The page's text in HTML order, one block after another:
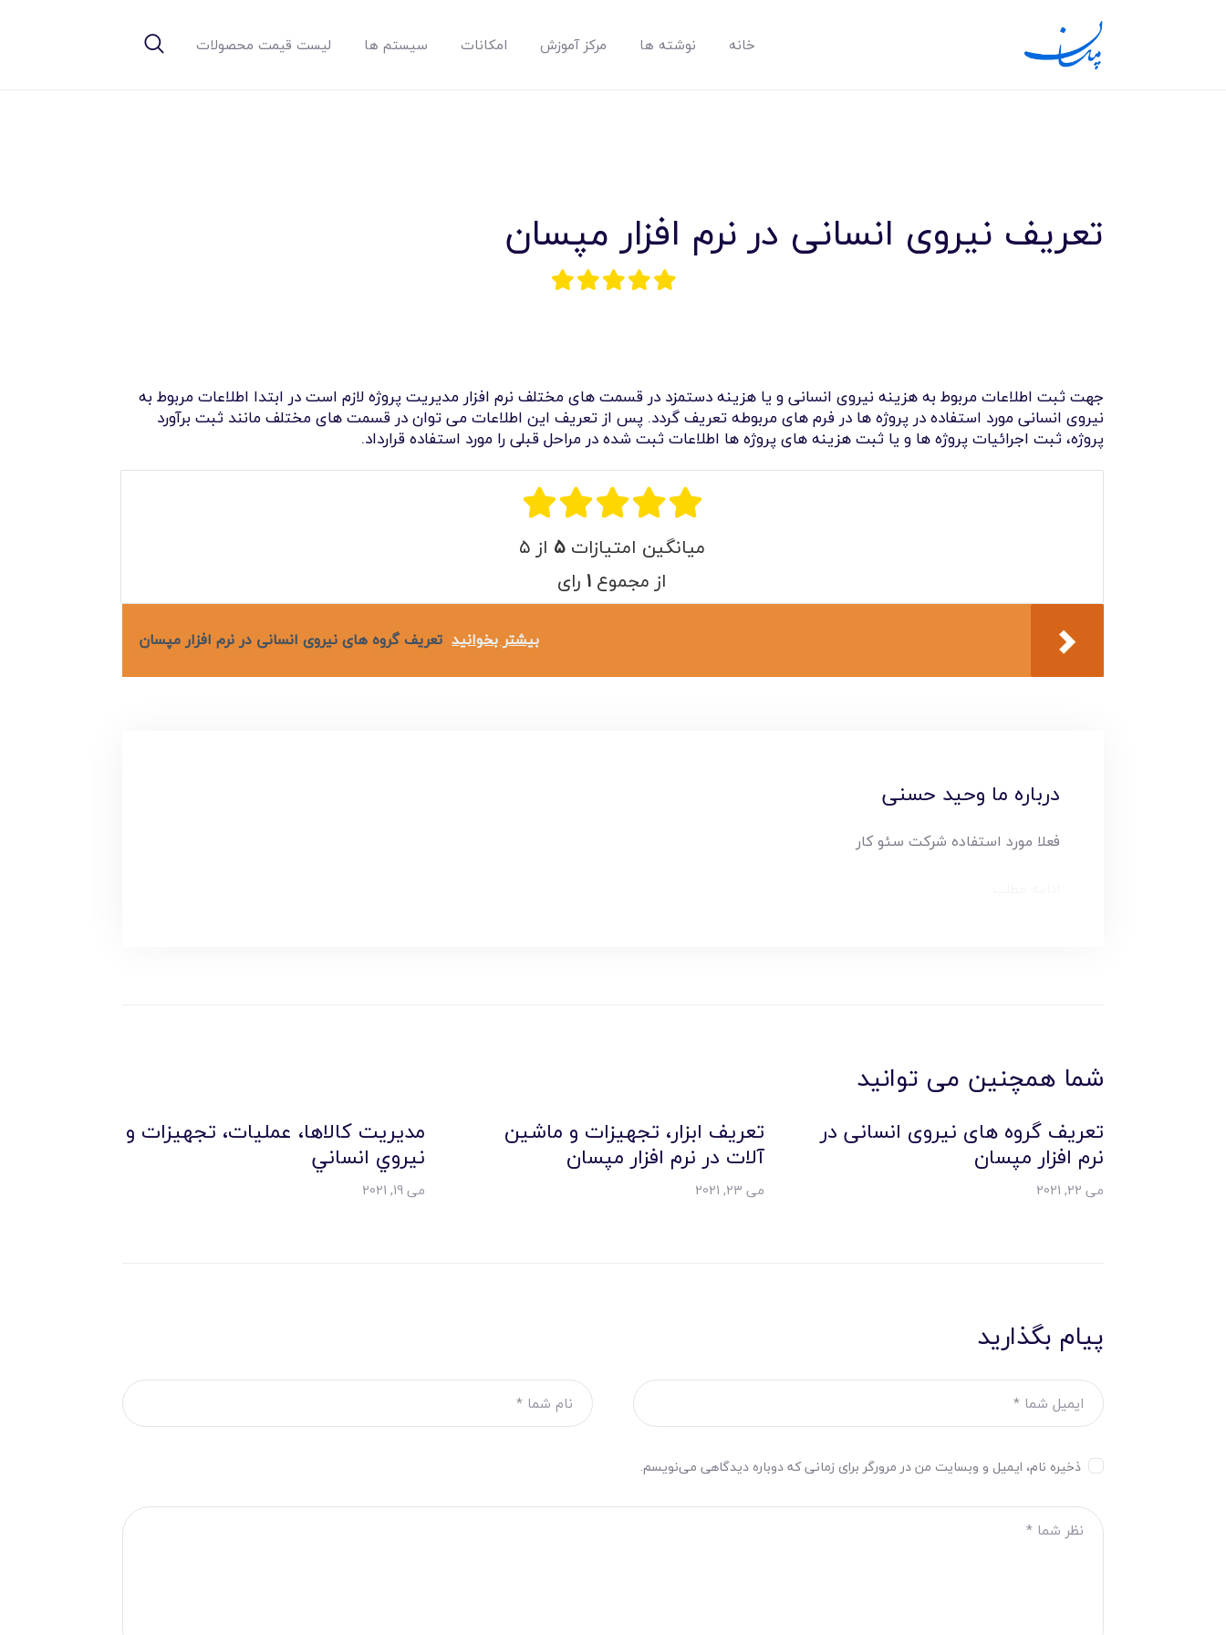
خانه نوشته ها مرکز آموزش امکانات سیستم ها لیست قیمت محصولات
خانه
امکانات
سیستم ها
لیست قیمت محصولات
تعریف نیروی انسانی در نرم افزار مپسان
جهت ثبت اطلاعات مربوط به هزینه نیروی انسانی و یا هزینه دستمزد در قسمت های مختلف نرم افزار مدیریت پروژه لازم است در ابتدا اطلاعات مربوط به
نیروی انسانی مورد استفاده در پروژه ها در فرم های مربوطه تعریف گردد. پس از تعریف این اطلاعات می توان در قسمت های مختلف مانند ثبت برآورد
پروژه، ثبت اجرائیات پروژه ها و یا ثبت هزینه های پروژه ها اطلاعات ثبت شده در مراحل قبلی را مورد استفاده قرارداد.
میانگین امتیازات ۵ از ۵
از مجموع ۱ رای
بیشتر بخوانید تعریف گروه های نیروی انسانی در نرم افزار مپسان
درباره ما وحید حسنی
فعلا مورد استفاده شرکت سئو کار
شما همچنین می توانید
تعریف گروه های نیروی انسانی در
نرم افزار مپسان
می 22, 2021
تعریف ابزار، تجهیزات و ماشین
آلات در نرم افزار مپسان
می 23, 2021
مديريت کالاها، عمليات، تجهيزات و
نيروي انساني
می 19, 2021
پیام بگذارید
ذخیره نام، ایمیل و وبسایت من در مرورگر برای زمانی که دوباره دیدگاهی می‌نویسم.